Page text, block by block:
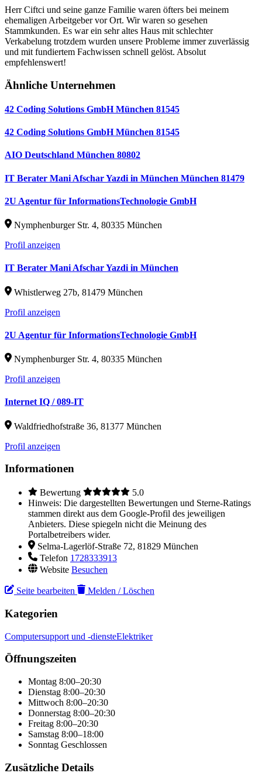
Herr Ciftci und seine ganze Familie waren öfters bei meinem
ehemaligen Arbeitgeber vor Ort. Wir waren so gesehen
Stammkunden. Es war ein sehr altes Haus mit schlechter
Verkabelung trotzdem wurden unsere Probleme immer zuverlässig
und mit fundiertem Fachwissen schnell gelöst. Absolut
empfehlenswert!
Ähnliche Unternehmen
42 Coding Solutions GmbH München 81545
42 Coding Solutions GmbH München 81545
AIO Deutschland München 80802
IT Berater Mani Afschar Yazdi in München München 81479
2U Agentur für InformationsTechnologie GmbH
Nymphenburger Str. 4, 80335 München
Profil anzeigen
IT Berater Mani Afschar Yazdi in München
Whistlerweg 27b, 81479 München
Profil anzeigen
2U Agentur für InformationsTechnologie GmbH
Nymphenburger Str. 4, 80335 München
Profil anzeigen
Internet IQ / 089-IT
Waldfriedhofstraße 36, 81377 München
Profil anzeigen
Informationen
Bewertung
5.0
Hinweis: Die dargestellten Bewertungen und Sterne-Ratings
stammen direkt aus dem Google-Profil des jeweiligen
Anbieters. Diese spiegeln nicht die Meinung des
Portalbetreibers wider.
Selma-Lagerlöf-Straße 72, 81829 München
Telefon 1728333913
Website Besuchen
Seite bearbeiten Melden / Löschen
Kategorien
Computersupport und -diensteElektriker
Öffnungszeiten
Montag 8:00–20:30
Dienstag 8:00–20:30
Mittwoch 8:00–20:30
Donnerstag 8:00–20:30
Freitag 8:00–20:30
Samstag 8:00–18:00
Sonntag Geschlossen
Zusätzliche Details